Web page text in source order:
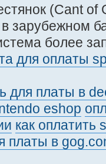
(Cant
зарубежном
более
для оплаты
для платы в
eshop
как оплатить
платы в